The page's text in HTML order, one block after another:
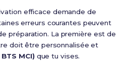
efficace demande de
erreurs courantes peuvent
préparation. La première est de
doit être personnalisée et
MCI) que tu vises.